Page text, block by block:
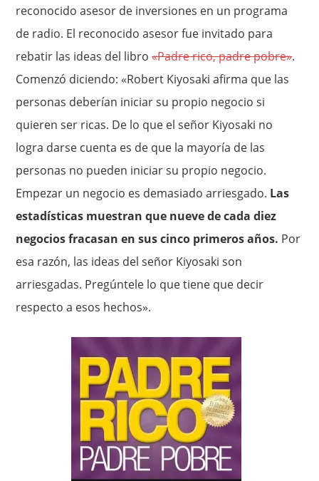
reconocido asesor de inversiones en un programa
de radio. El reconocido asesor fue invitado para
rebatir las ideas del libro«Padre rico, padre pobre».
Comenzó diciendo: «Robert Kiyosaki afirma que las
personas deberían iniciar su propio negocio si
quieren ser ricas. De lo que el señor Kiyosaki no
logra darse cuenta es de que la mayoría de las
personas no pueden iniciar su propio negocio.
Empezar un negocio es demasiado arriesgado. Las
estadísticas muestran que nueve de cada diez
negocios fracasan en sus cinco primeros años. Por
esa razón, las ideas del señor Kiyosaki son
arriesgadas. Pregúntele lo que tiene que decir
respecto a esos hechos».